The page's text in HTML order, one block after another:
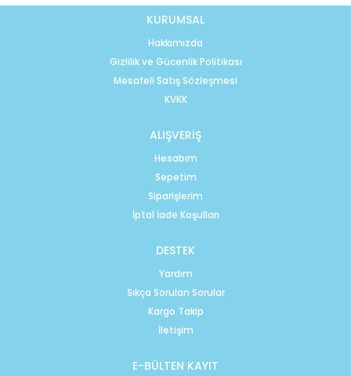
KURUMSAL
Hakkımızda
Gizlilik ve Gücenlik Politikası
Mesafeli Satış Sözleşmesi
KVKK
ALIŞVERİŞ
Hesabım
Sepetim
Siparişlerim
İptal İade Koşulları
DESTEK
Yardım
Sıkça Sorulan Sorular
Kargo Takip
İletişim
E-BÜLTEN KAYIT